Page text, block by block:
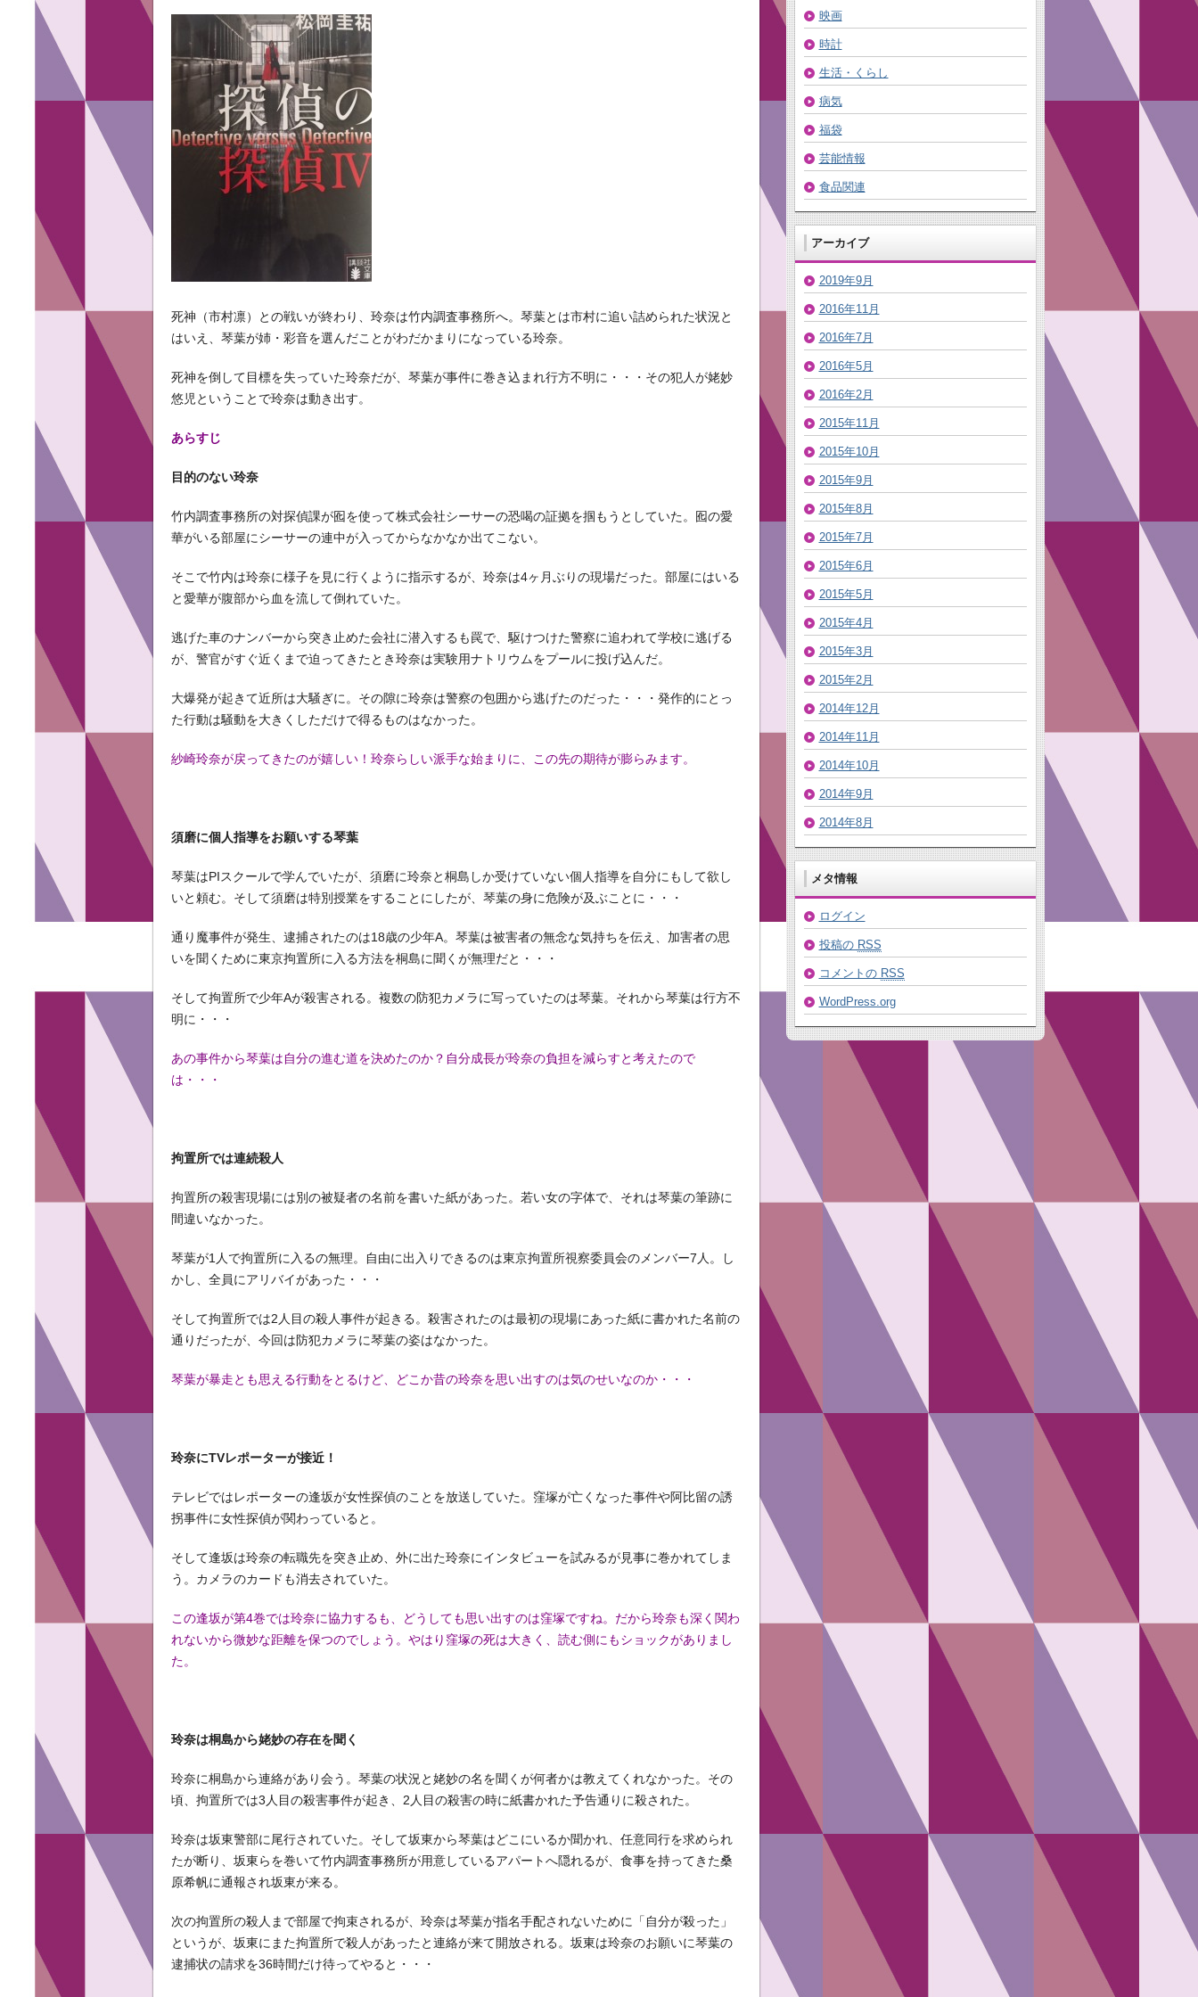
死神（市村凛）との戦いが終わり、玲奈は竹内調査事務所へ。琴葉とは市村に追い詰められた状況と
はいえ、琴葉が姉・彩音を選んだことがわだかまりになっている玲奈。
死神を倒して目標を失っていた玲奈だが、琴葉が事件に巻き込まれ行方不明に・・・その犯人が姥妙
悠児ということで玲奈は動き出す。
あらすじ
目的のない玲奈
竹内調査事務所の対探偵課が囮を使って株式会社シーサーの恐喝の証拠を掴もうとしていた。囮の愛
華がいる部屋にシーサーの連中が入ってからなかなか出てこない。
そこで竹内は玲奈に様子を見に行くように指示するが、玲奈は4ヶ月ぶりの現場だった。部屋にはいる
と愛華が腹部から血を流して倒れていた。
逃げた車のナンバーから突き止めた会社に潜入するも罠で、駆けつけた警察に追われて学校に逃げる
が、警官がすぐ近くまで迫ってきたとき玲奈は実験用ナトリウムをプールに投げ込んだ。
大爆発が起きて近所は大騒ぎに。その隙に玲奈は警察の包囲から逃げたのだった・・・発作的にとっ
た行動は騒動を大きくしただけで得るものはなかった。
紗崎玲奈が戻ってきたのが嬉しい！玲奈らしい派手な始まりに、この先の期待が膨らみます。
須磨に個人指導をお願いする琴葉
琴葉はPIスクールで学んでいたが、須磨に玲奈と桐島しか受けていない個人指導を自分にもして欲し
いと頼む。そして須磨は特別授業をすることにしたが、琴葉の身に危険が及ぶことに・・・
通り魔事件が発生、逮捕されたのは18歳の少年A。琴葉は被害者の無念な気持ちを伝え、加害者の思
いを聞くために東京拘置所に入る方法を桐島に聞くが無理だと・・・
そして拘置所で少年Aが殺害される。複数の防犯カメラに写っていたのは琴葉。それから琴葉は行方不
明に・・・
あの事件から琴葉は自分の進む道を決めたのか？自分成長が玲奈の負担を減らすと考えたので
は・・・
拘置所では連続殺人
拘置所の殺害現場には別の被疑者の名前を書いた紙があった。若い女の字体で、それは琴葉の筆跡に
間違いなかった。
琴葉が1人で拘置所に入るの無理。自由に出入りできるのは東京拘置所視察委員会のメンバー7人。し
かし、全員にアリバイがあった・・・
そして拘置所では2人目の殺人事件が起きる。殺害されたのは最初の現場にあった紙に書かれた名前の
通りだったが、今回は防犯カメラに琴葉の姿はなかった。
琴葉が暴走とも思える行動をとるけど、どこか昔の玲奈を思い出すのは気のせいなのか・・・
玲奈にTVレポーターが接近！
テレビではレポーターの逢坂が女性探偵のことを放送していた。窪塚が亡くなった事件や阿比留の誘
拐事件に女性探偵が関わっていると。
そして逢坂は玲奈の転職先を突き止め、外に出た玲奈にインタビューを試みるが見事に巻かれてしま
う。カメラのカードも消去されていた。
この逢坂が第4巻では玲奈に協力するも、どうしても思い出すのは窪塚ですね。だから玲奈も深く関わ
れないから微妙な距離を保つのでしょう。やはり窪塚の死は大きく、読む側にもショックがありまし
た。
玲奈は桐島から姥妙の存在を聞く
玲奈に桐島から連絡があり会う。琴葉の状況と姥妙の名を聞くが何者かは教えてくれなかった。その
頃、拘置所では3人目の殺害事件が起き、2人目の殺害の時に紙書かれた予告通りに殺された。
玲奈は坂東警部に尾行されていた。そして坂東から琴葉はどこにいるか聞かれ、任意同行を求められ
たが断り、坂東らを巻いて竹内調査事務所が用意しているアパートへ隠れるが、食事を持ってきた桑
原希帆に通報され坂東が来る。
次の拘置所の殺人まで部屋で拘束されるが、玲奈は琴葉が指名手配されないために「自分が殺った」
というが、坂東にまた拘置所で殺人があったと連絡が来て開放される。坂東は玲奈のお願いに琴葉の
逮捕状の請求を36時間だけ待ってやると・・・
映画
時計
生活・くらし
病気
福袋
芸能情報
食品関連
アーカイブ
2019年9月
2016年11月
2016年7月
2016年5月
2016年2月
2015年11月
2015年10月
2015年9月
2015年8月
2015年7月
2015年6月
2015年5月
2015年4月
2015年3月
2015年2月
2014年12月
2014年11月
2014年10月
2014年9月
2014年8月
メタ情報
ログイン
投稿の RSS
コメントの RSS
WordPress.org